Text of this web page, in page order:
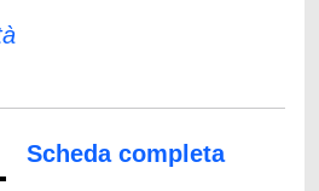
Scheda completa